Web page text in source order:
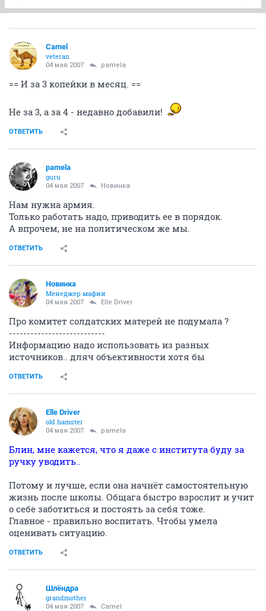
Camel
veteran
04 мая 2007 pamela
== И за 3 копейки в месяц. ==
Не за 3, а за 4 - недавно добавили!
ОТВЕТИТЬ
pamela
guru
04 мая 2007 Новинка
Нам нужна армия.
Только работать надо, приводить ее в порядок.
А впрочем, не на политическом же мы.
ОТВЕТИТЬ
Новинка
Менеджер мафии
04 мая 2007 Elle Driver
Про комитет солдатских матерей не подумала ?
---------------------------
Информацию надо использовать из разных
источников.. дляч объективности хотя бы
ОТВЕТИТЬ
Elle Driver
old hamster
04 мая 2007 pamela
Блин, мне кажется, что я даже с института буду за
ручку уводить..
Потому и лучше, если она начнёт самостоятельную
жизнь после школы. Общага быстро взрослит и учит
о себе заботиться и постоять за себя тоже.
Главное - правильно воспитать. Чтобы умела
оценивать ситуацию.
ОТВЕТИТЬ
Шлёндра
grandmother
04 мая 2007 Camel